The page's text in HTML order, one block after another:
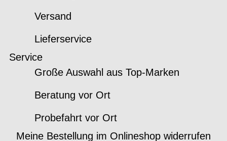
Versand
Lieferservice
Service
Große Auswahl aus Top-Marken
Beratung vor Ort
Probefahrt vor Ort
Meine Bestellung im Onlineshop widerrufen